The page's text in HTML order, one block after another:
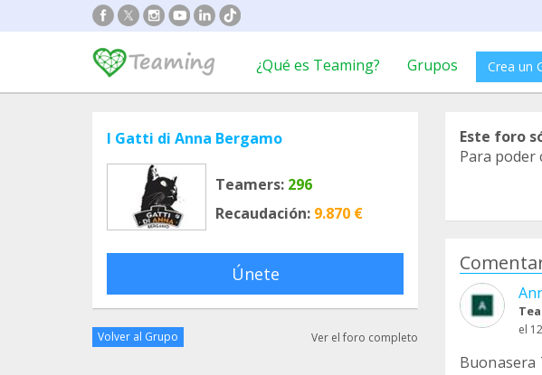
¿Qué es Teaming? Grupos Crea un
I Gatti di Anna Bergamo
Teamers: 296
Recaudación: 9.870 €
Únete
Volver al Grupo Ver el foro completo
Este foro
Para poder
el
Buonasera